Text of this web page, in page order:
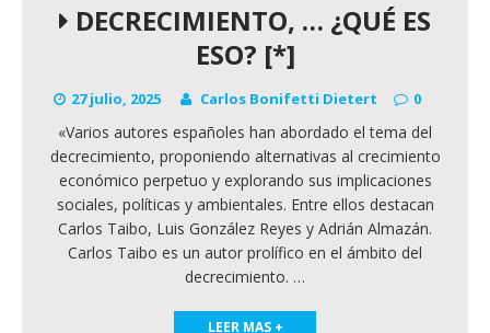
DECRECIMIENTO, … ¿QUÉ ES
ESO? [*]
27 julio, 2025 Carlos Bonifetti Dietert 0
«Varios autores españoles han abordado el tema del
decrecimiento, proponiendo alternativas al crecimiento
económico perpetuo y explorando sus implicaciones
sociales, políticas y ambientales. Entre ellos destacan
Carlos Taibo, Luis González Reyes y Adrián Almazán.
Carlos Taibo es un autor prolífico en el ámbito del
decrecimiento. …
LEER MAS +